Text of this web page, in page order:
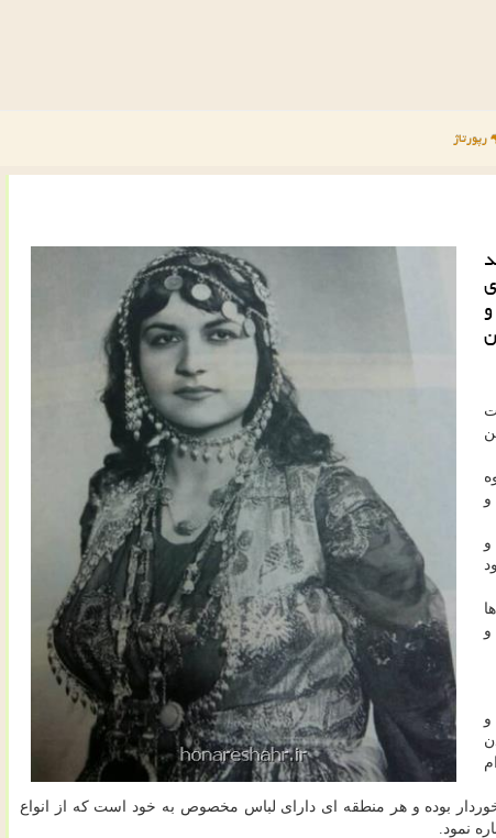
رپورتاژ
و
و
بوده و هر منطقه ای دارای لباس مخصوص به خود است كه از انواع
نمود.